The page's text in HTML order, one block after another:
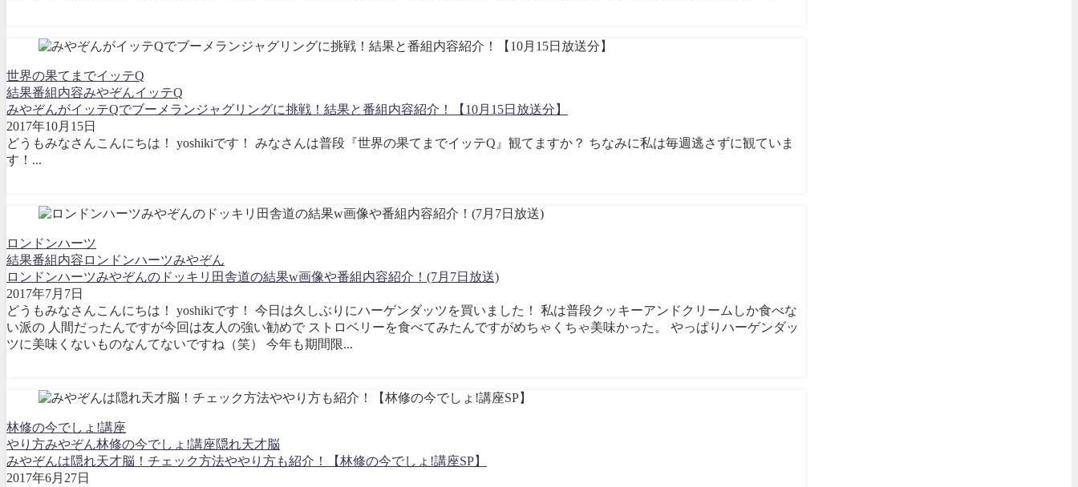
世界の果てまでイッテQ
結果番組内容みやぞんイッテQ
みやぞんがイッテQでブーメランジャグリングに挑戦！結果と番組内容紹介！【10月15日放送分】
2017年10月15日
どうもみなさんこんにちは！ yoshikiです！ みなさんは普段『世界の果てまでイッテQ』観てますか？ ちなみに私は毎週逃さずに観ていま
す！...
ロンドンハーツ
結果番組内容 ロンドンハーツみやぞん
ロンドンハーツみやぞんのドッキリ田舎道の結果w画像や番組内容紹介！(7月7日放送)
2017年7月7日
どうもみなさんこんにちは！ yoshikiです！ 今日は久しぶりにハーゲンダッツを買いました！ 私は普段クッキーアンドクリームしか食べな
い派の 人間だったんですが今回は友人の強い勧めで ストロベリーを食べてみたんですがめちゃくちゃ美味かった。 やっぱりハーゲンダッ
ツに美味くないものなんてないですね（笑） 今年も期間限...
林修の今でしょ!講座
やり方みやぞん林修の今でしょ!講座隠れ天才脳
みやぞんは隠れ天才脳！チェック方法ややり方も紹介！【林修の今でしょ!講座SP】
2017年6月27日